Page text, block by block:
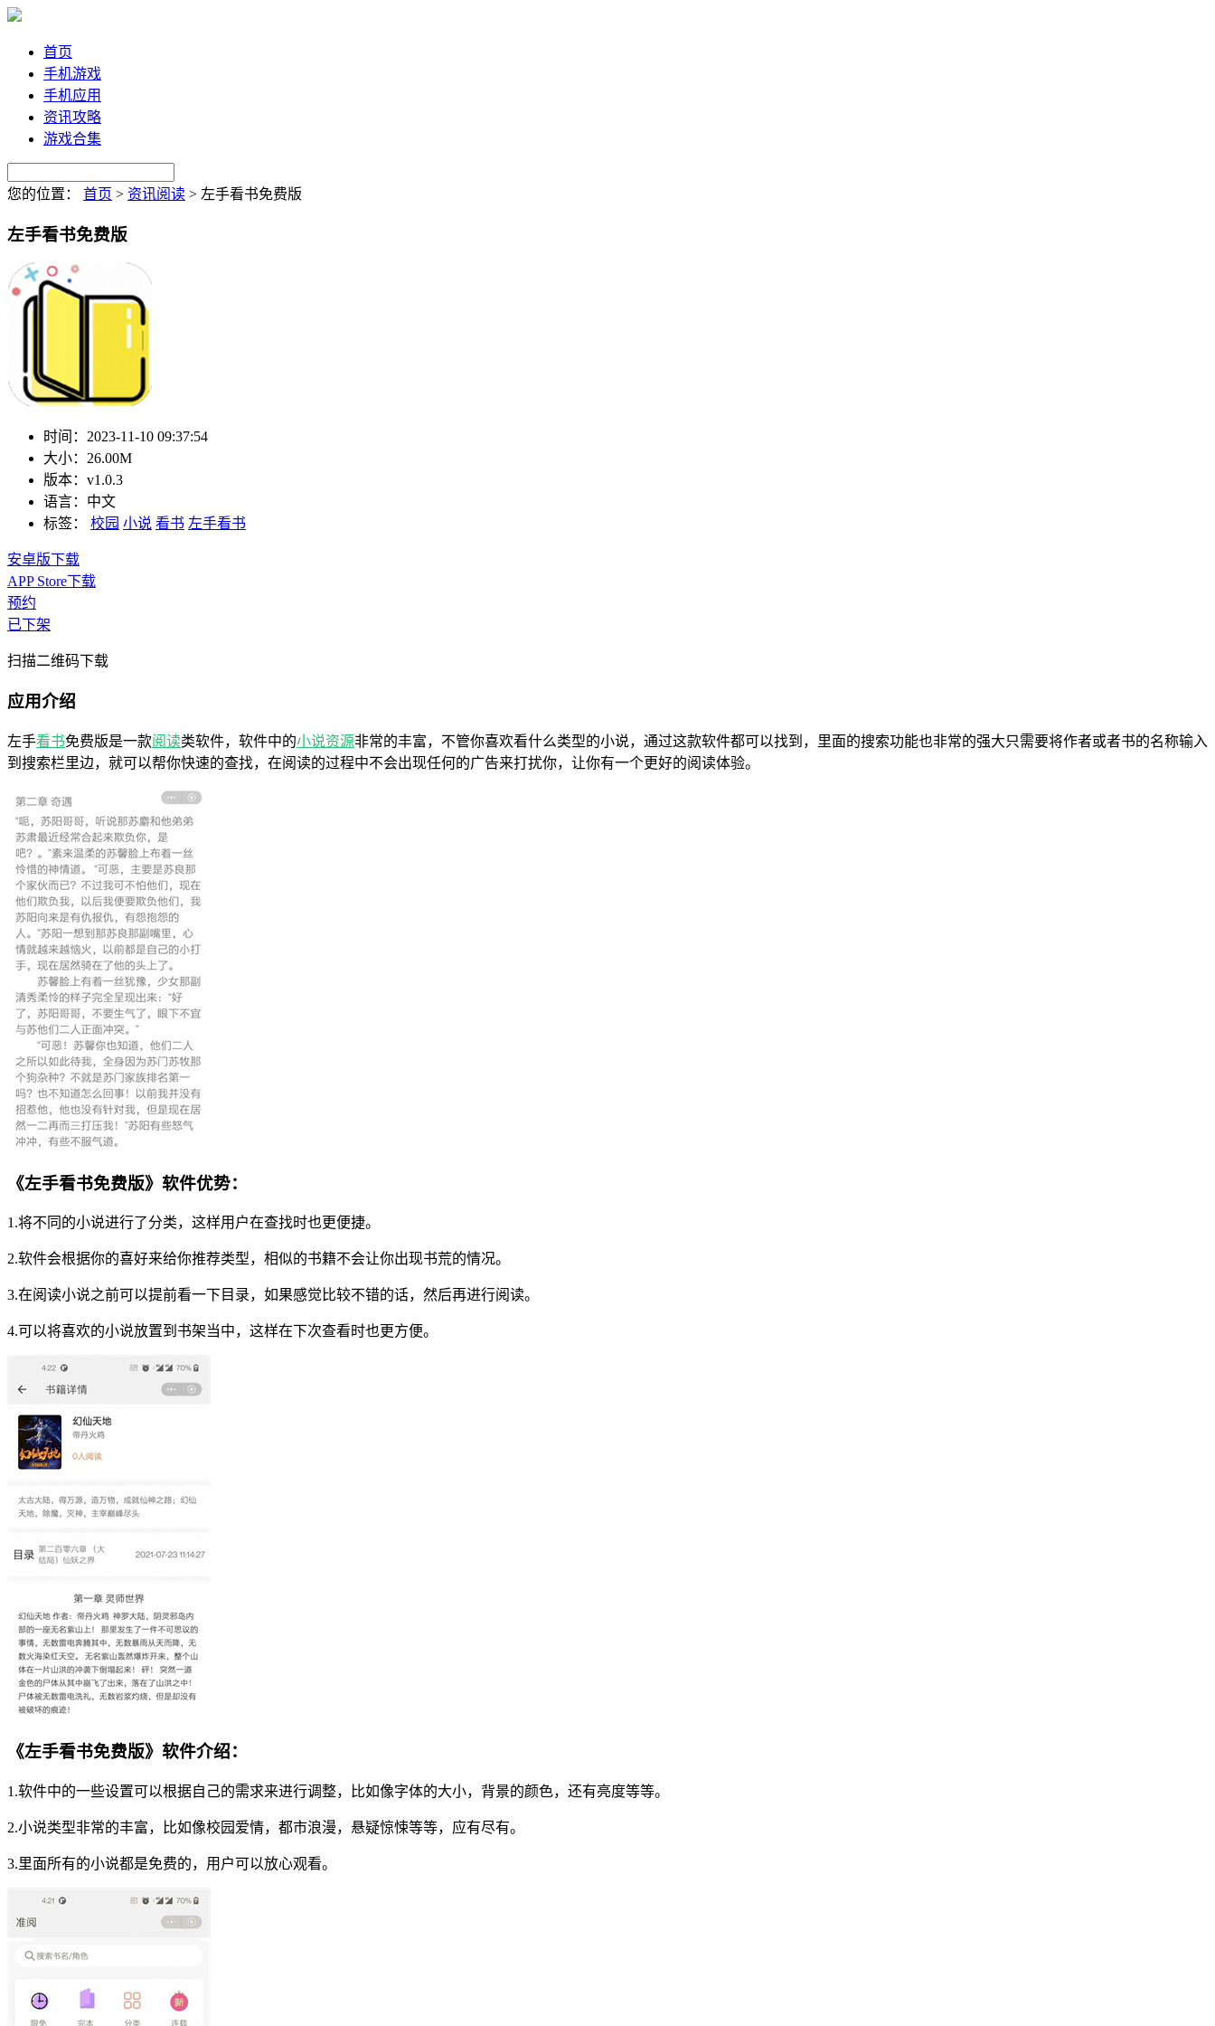
首页
手机游戏
手机应用
资讯攻略
游戏合集
您的位置： 首页 > 资讯阅读 > 左手看书免费版
左手看书免费版
时间： 2023-11-10 09:37:54
大小： 26.00M
版本： v1.0.3
语言： 中文
标签：
校园 小说 看书 左手看书
安卓版下载
APP Store下载
预约
已下架
扫描二维码下载
应用介绍
左手看书免费版是一款阅读类软件，软件中的小说资源非常的丰富，不管你喜欢看什么类型的小说，通过这款软件都可以找到，里面的搜索功能也非常的强大只需要将作者或者书的名称输入
到搜索栏里边，就可以帮你快速的查找，在阅读的过程中不会出现任何的广告来打扰你，让你有一个更好的阅读体验。
《左手看书免费版》软件优势：
1.将不同的小说进行了分类，这样用户在查找时也更便捷。
2.软件会根据你的喜好来给你推荐类型，相似的书籍不会让你出现书荒的情况。
3.在阅读小说之前可以提前看一下目录，如果感觉比较不错的话，然后再进行阅读。
4.可以将喜欢的小说放置到书架当中，这样在下次查看时也更方便。
《左手看书免费版》软件介绍：
1.软件中的一些设置可以根据自己的需求来进行调整，比如像字体的大小，背景的颜色，还有亮度等等。
2.小说类型非常的丰富，比如像校园爱情，都市浪漫，悬疑惊悚等等，应有尽有。
3.里面所有的小说都是免费的，用户可以放心观看。